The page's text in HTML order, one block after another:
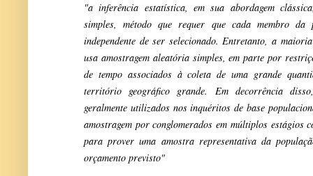
"a inferência estatística, em sua abordagem
simples, método que requer que cada membro
independente de ser selecionado. Entretanto, a
usa amostragem aleatória simples, em parte por
de tempo associados à coleta de uma grande
território geográfico grande. Em decorrência
geralmente utilizados nos inquéritos de base
amostragem por conglomerados em múltiplos estágios
para prover uma amostra representativa da
orçamento previsto"